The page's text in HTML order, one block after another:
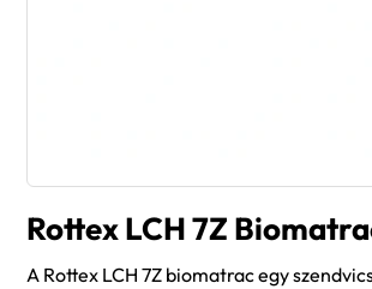
Rottex LCH 7Z
A Rottex LCH 7Z biomatrac egy